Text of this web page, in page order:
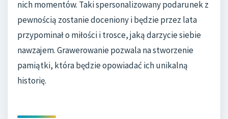
nich momentów. Taki spersonalizowany podarunek z
pewnością zostanie doceniony i będzie przez lata
przypominał o miłości i trosce, jaką darzycie siebie
nawzajem. Grawerowanie pozwala na stworzenie
pamiątki, która będzie opowiadać ich unikalną
historię.